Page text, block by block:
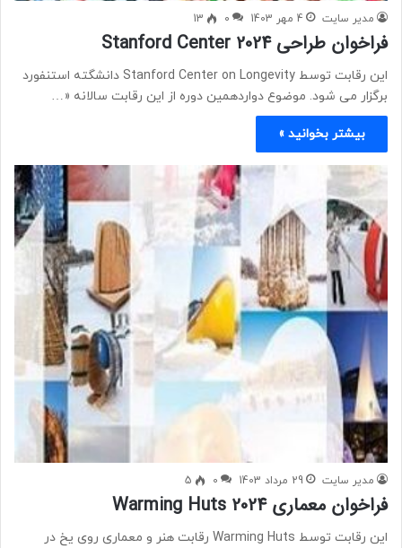
مدیر سایت 4 مهر 1403 0
13
فراخوان طراحی Stanford Center 2024
این رقابت توسط Stanford Center on Longevity دانشگته استنفورد
برگزار می شود. موضوع دواردهمین دوره از این رقابت سالانه «…
بیشتر بخوانید »
مدیر سایت 29 مرداد 1403 0
5
فراخوان معماری Warming Huts 2024
این رقابت توسط Warming Huts رقابت هنر و معماری روی یخ در